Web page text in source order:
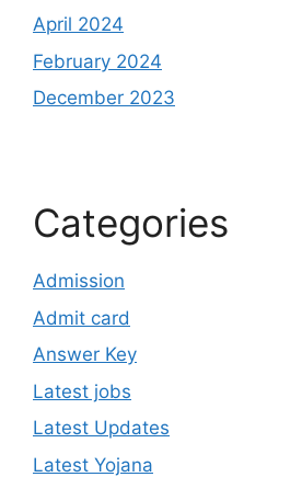
April 2024
February 2024
December 2023
Categories
Admission
Admit card
Answer Key
Latest jobs
Latest Updates
Latest Yojana